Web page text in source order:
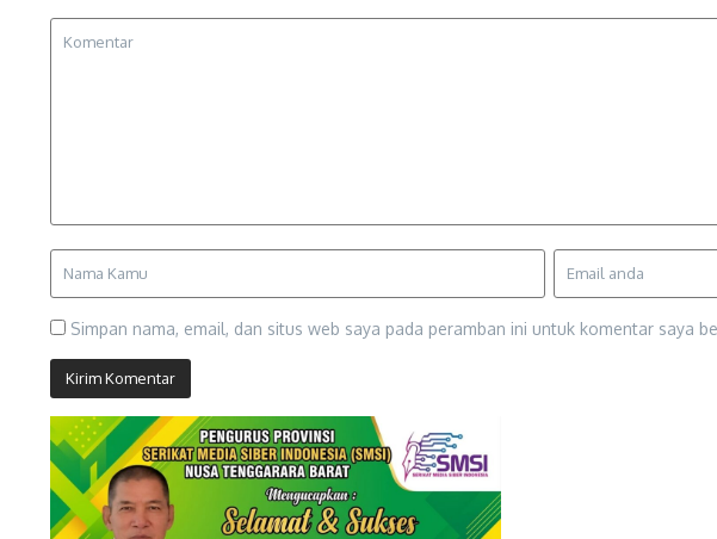
Simpan nama, email, dan situs web saya pada peramban ini untuk komentar saya